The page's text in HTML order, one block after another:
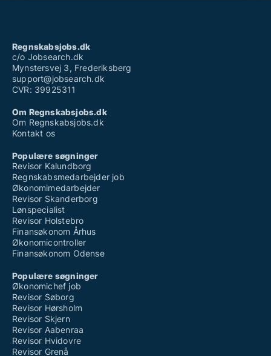
Regnskabsjobs.dk
c/o Jobsearch.dk
Mynstersvej 3, Frederiksberg
support@jobsearch.dk
CVR: 39925311
Om Regnskabsjobs.dk
Om Regnskabsjobs.dk
Kontakt os
Populære søgninger
Revisor Kalundborg
Regnskabsmedarbejder job
Økonomimedarbejder
Revisor Skanderborg
Lønspecialist
Revisor Holstebro
Finansøkonom Århus
Økonomicontroller
Finansøkonom Odense
Populære søgninger
Økonomichef job
Revisor Søborg
Revisor Hørsholm
Revisor Skjern
Revisor Aabenraa
Revisor Hvidovre
Revisor Grenå